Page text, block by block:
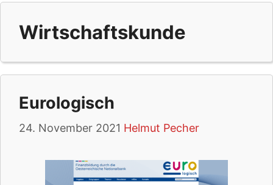
Wirtschaftskunde
Eurologisch
24. November 2021 Helmut Pecher